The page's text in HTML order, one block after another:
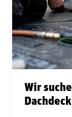
Wir